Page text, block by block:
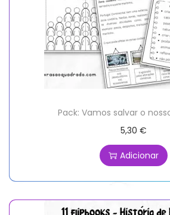
Pack: Vamos salvar o
5,30 €
Adicionar